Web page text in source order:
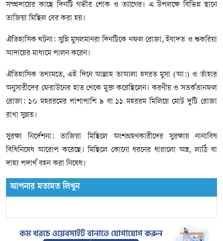
সম্প্রদায়ের কাছে দিনটি গভীর শোক ও ত্যাগের। এ উপলক্ষে বিভিন্ন স্থানে
তাজিয়া মিছিল বের করা হয়।
ঐতিহাসিক ঘটনা: সুন্নি মুসলমানরা দিনটিকে নফল রোজা, ইবাদত ও শুকরিয়া
আদায়ের মাধ্যমে পালন করেন।
ঐতিহাসিক তথ্যমতে, এই দিনে আল্লাহ তাআলা হযরত মুসা (আ:) ও তাঁহার
অনুসারীদের ফেরাউনের হাত থেকে মুক্ত করেছিলেন। করণীয় ও সতর্কতানফল
রোজা: ১০ মহররমের পাশাপাশি ৯ বা ১১ মহররম মিলিয়ে মোট দুটি রোজা
রাখা সুন্নত।
সুরক্ষা নির্দেশনা: তাজিয়া মিছিলে অংশগ্রহণকারীদের সুরক্ষায় নানাবিধ
বিধিনিষেধ আরোপ করেছে। মিছিলে কোনো ধরনের ধারালো অস্ত্র, লাঠি বা
দাহ্য পদার্থ বহন করা নিষেধ।
আপনার মতামত লিখুন